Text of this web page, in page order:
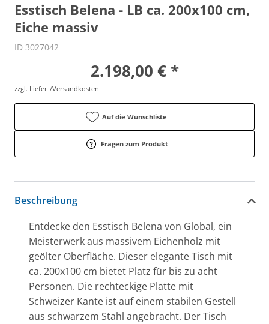
Esstisch Belena - LB ca. 200x100 cm,
Eiche massiv
ID 3027042
2.198,00 € *
zzgl. Liefer-/Versandkosten
Auf die Wunschliste
Fragen zum Produkt
Beschreibung
Entdecke den Esstisch Belena von Global, ein
Meisterwerk aus massivem Eichenholz mit
geölter Oberfläche. Dieser elegante Tisch mit
ca. 200x100 cm bietet Platz für bis zu acht
Personen. Die rechteckige Platte mit
Schweizer Kante ist auf einem stabilen Gestell
aus schwarzem Stahl angebracht. Der Tisch